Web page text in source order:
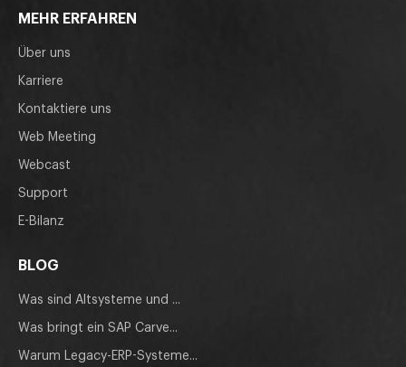
MEHR ERFAHREN
Über uns
Karriere
Kontaktiere uns
Web Meeting
Webcast
Support
E-Bilanz
BLOG
Was sind Altsysteme und ...
Was bringt ein SAP Carve...
Warum Legacy-ERP-Systeme...